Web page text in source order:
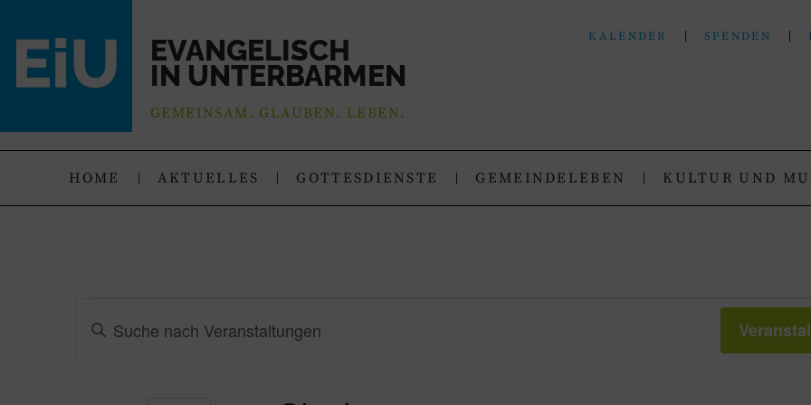
EVANGELISCH
IN UNTERBARMEN
GEMEINSAM. GLAUBEN. LEBEN.
KALENDER SPENDEN
HOME AKTUELLES GOTTESDIENSTE GEMEINDELEBEN KULTUR UND
Veranstaltungen
Suche
Schlüsselwort